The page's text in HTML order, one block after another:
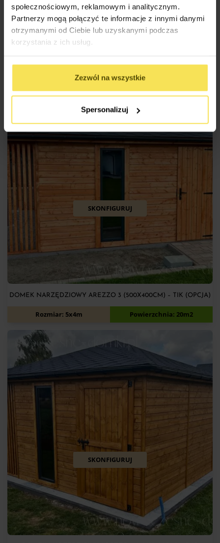
społecznościowym, reklamowym i analitycznym.
Partnerzy mogą połączyć te informacje z innymi danymi
otrzymanymi od Ciebie lub uzyskanymi podczas
korzystania z ich usług.
Zezwól na wszystkie
Spersonalizuj
DOMEK NARZĘDZIOWY DELICATO 7 (300X500CM) – DĄB
10 350zł
Rozmiar: 3x5m Powierzchnia: 15m2
SKONFIGURUJ
DOMEK NARZĘDZIOWY AREZZO 3 (500X400CM) – TIK (OPCJA)
14 170zł
Rozmiar: 5x4m Powierzchnia: 20m2
SKONFIGURUJ